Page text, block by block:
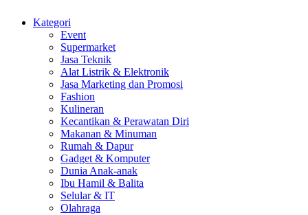
Kategori
Event
Supermarket
Jasa Teknik
Alat Listrik & Elektronik
Jasa Marketing dan Promosi
Fashion
Kulineran
Kecantikan & Perawatan Diri
Makanan & Minuman
Rumah & Dapur
Gadget & Komputer
Dunia Anak-anak
Ibu Hamil & Balita
Selular & IT
Olahraga